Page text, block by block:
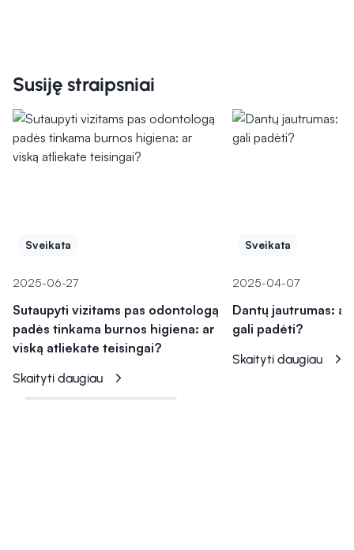
Susiję straipsniai
Sveikata
2025-06-27
Sutaupyti vizitams pas odontologą
padės tinkama burnos higiena: ar
viską atliekate teisingai?
Skaityti daugiau
Sveikata
2025-04-07
Dantų jautrumas:
gali padėti?
Skaityti daugiau